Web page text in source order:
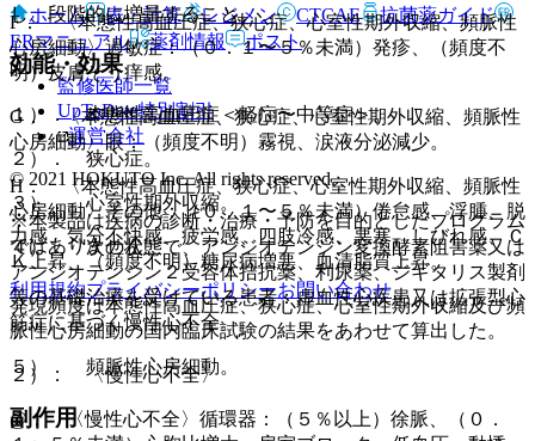
F． 〈本態性高血圧症、狭心症、心室性期外収縮、頻脈性
心房細動〉過敏症：（０．１〜５％未満）発疹、（頻度不
明）皮膚そう痒感。
G． 〈本態性高血圧症、狭心症、心室性期外収縮、頻脈性
心房細動〉眼：（頻度不明）霧視、涙液分泌減少。
H． 〈本態性高血圧症、狭心症、心室性期外収縮、頻脈性
心房細動〉その他：（０．１〜５％未満）倦怠感、浮腫、脱
力感、気分不快感、疲労感、四肢冷感、悪寒、しびれ感、Ｃ
Ｋ上昇、（頻度不明）糖尿病増悪、血清脂質上昇。
発現頻度は本態性高血圧症、狭心症、心室性期外収縮及び頻
脈性心房細動の国内臨床試験の結果をあわせて算出した。
２）． 〈慢性心不全〉
@． 〈慢性心不全〉循環器：（５％以上）徐脈、（０．
し、段階的に増量すること。
効能・効果
１）． 本態性高血圧症＜軽症〜中等症＞。
２）． 狭心症。
３）． 心室性期外収縮。
４）． 次の状態で、アンジオテンシン変換酵素阻害薬又は
アンジオテンシン２受容体拮抗薬、利尿薬、ジギタリス製剤
等の基礎治療を受けている患者：虚血性心疾患又は拡張型心
筋症に基づく慢性心不全。
５）． 頻脈性心房細動。
副作用
ホーム
表・計算 レジメン CTCAE
抗菌薬ガイド
ERマニュアル
薬剤情報 ポスト
監修医師一覧
UpToDate特別割引
運営会社
© 2021 HOKUTO Inc. All rights reserved.
※本製品は疾病の診断・治療・予防を目的としたプログラム
ではありません。
利用規約プライバシーポリシーお問い合わせ